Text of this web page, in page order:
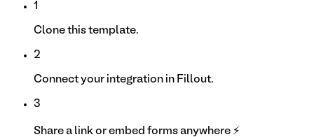
1
Clone this template.
2
Connect your integration in Fillout.
3
Share a link or embed forms anywhere ⚡